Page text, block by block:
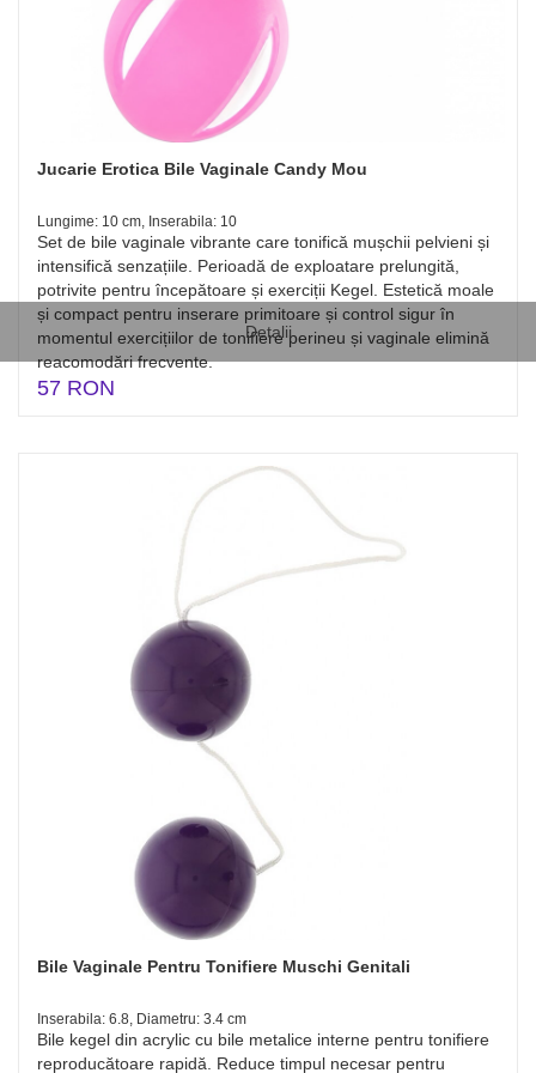
Detalii
Jucarie Erotica Bile Vaginale Candy Mou
Lungime: 10 cm, Inserabila: 10
Set de bile vaginale vibrante care tonifică mușchii pelvieni și
intensifică senzațiile. Perioadă de exploatare prelungită,
potrivite pentru începătoare și exerciții Kegel. Estetică moale
și compact pentru inserare primitoare și control sigur în
momentul exercițiilor de tonifiere perineu și vaginale elimină
reacomodări frecvente.
57 RON
Bile Vaginale Pentru Tonifiere Muschi Genitali
Inserabila: 6.8, Diametru: 3.4 cm
Bile kegel din acrylic cu bile metalice interne pentru tonifiere
reproducătoare rapidă. Reduce timpul necesar pentru